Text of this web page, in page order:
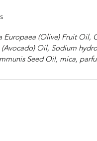
Europaea (Olive) Fruit Oil,
Oil, Sodium
Seed Oil, mica,